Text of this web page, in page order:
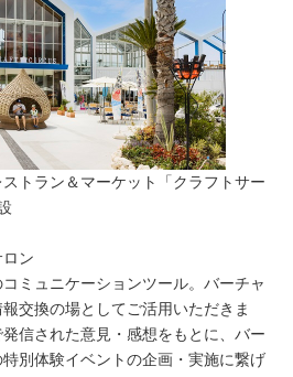
トラン＆マーケット「クラフトサー
ン
ミュニケーションツール。バーチャ
交換の場としてご活用いただきま
信された意見・感想をもとに、バー
別体験イベントの企画・実施に繋げ